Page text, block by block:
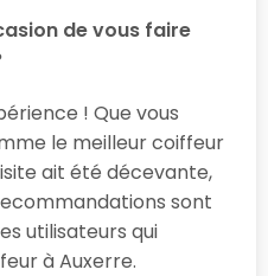
de vous faire
! Que vous
le meilleur coiffeur
ait été décevante,
sont
utilisateurs qui
à Auxerre.